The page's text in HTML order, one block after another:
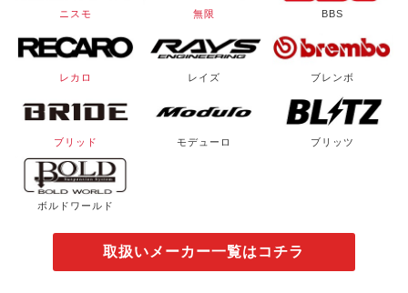
ニスモ 無限 BBS
レカロ レイズ ブレンボ
ブリッド モデューロ ブリッツ
ボルドワールド
取扱いメーカー一覧はコチラ